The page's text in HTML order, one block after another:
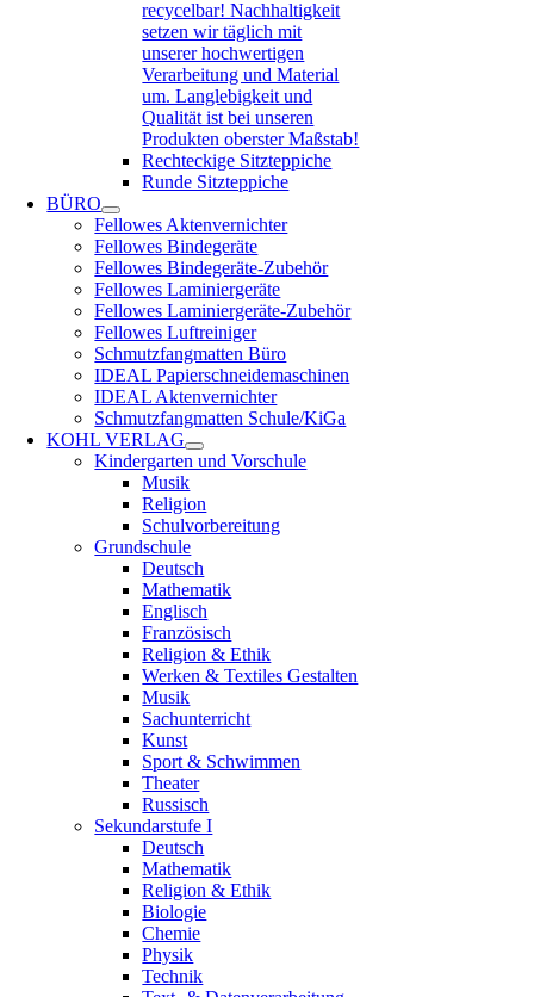
recycelbar! Nachhaltigkeit
setzen wir täglich mit
unserer hochwertigen
Verarbeitung und Material
um. Langlebigkeit und
Qualität ist bei unseren
Produkten oberster Maßstab!
Rechteckige Sitzteppiche
Runde Sitzteppiche
BÜRO
Fellowes Aktenvernichter
Fellowes Bindegeräte
Fellowes Bindegeräte-Zubehör
Fellowes Laminiergeräte
Fellowes Laminiergeräte-Zubehör
Fellowes Luftreiniger
Schmutzfangmatten Büro
IDEAL Papierschneidemaschinen
IDEAL Aktenvernichter
Schmutzfangmatten Schule/KiGa
KOHL VERLAG
Kindergarten und Vorschule
Musik
Religion
Schulvorbereitung
Grundschule
Deutsch
Mathematik
Englisch
Französisch
Religion & Ethik
Werken & Textiles Gestalten
Musik
Sachunterricht
Kunst
Sport & Schwimmen
Theater
Russisch
Sekundarstufe I
Deutsch
Mathematik
Religion & Ethik
Biologie
Chemie
Physik
Technik